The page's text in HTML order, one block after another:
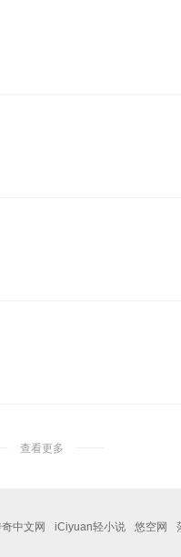
查看更多
中文网 iCiyuan轻小说 悠空网